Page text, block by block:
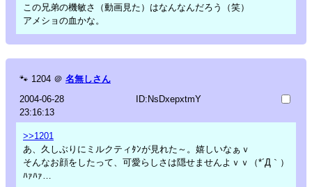
この兄弟の機敏さ（動画見た）はなんなんだろう（笑）
アメショの血かな。
🐾 1204 ＠ 名無しさん
2004-06-28
23:16:13
ID:NsDxepxtmY
>>1201
あ、久しぶりにミルクティﾀﾝが見れた～。嬉しいなぁｖ
そんなお顔をしたって、可愛らしさは隠せませんよｖｖ（*´Д｀）
ﾊｧﾊｧ…